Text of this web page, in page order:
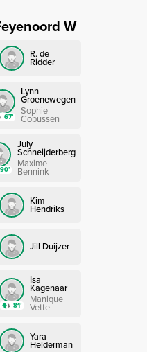
W
R. de
Ridder
Lynn
Groenewegen
Sophie
Cobussen
67’
July
Schneijderberg
Maxime
Bennink
90’
Kim
Hendriks
Jill Duijzer
Isa
Kagenaar
Manique
Vette
81’
Yara
Helderman